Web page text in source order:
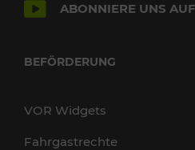
ABONNIERE UNS
BEFÖRDERUNG
VOR Widgets
Fahrgastrechte